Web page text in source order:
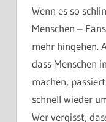
Wenn es so
Menschen –
mehr hingehen.
dass Menschen
machen,
schnell wieder
Wer vergisst,